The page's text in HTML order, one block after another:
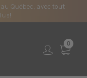
Québec, avec tout
0